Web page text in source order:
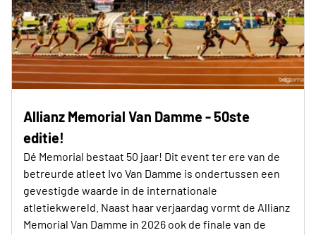
Allianz Memorial Van Damme - 50ste
editie!
Dé Memorial bestaat 50 jaar! Dit event ter ere van de
betreurde atleet Ivo Van Damme is ondertussen een
gevestigde waarde in de internationale
atletiekwereld. Naast haar verjaardag vormt de Allianz
Memorial Van Damme in 2026 ook de finale van de